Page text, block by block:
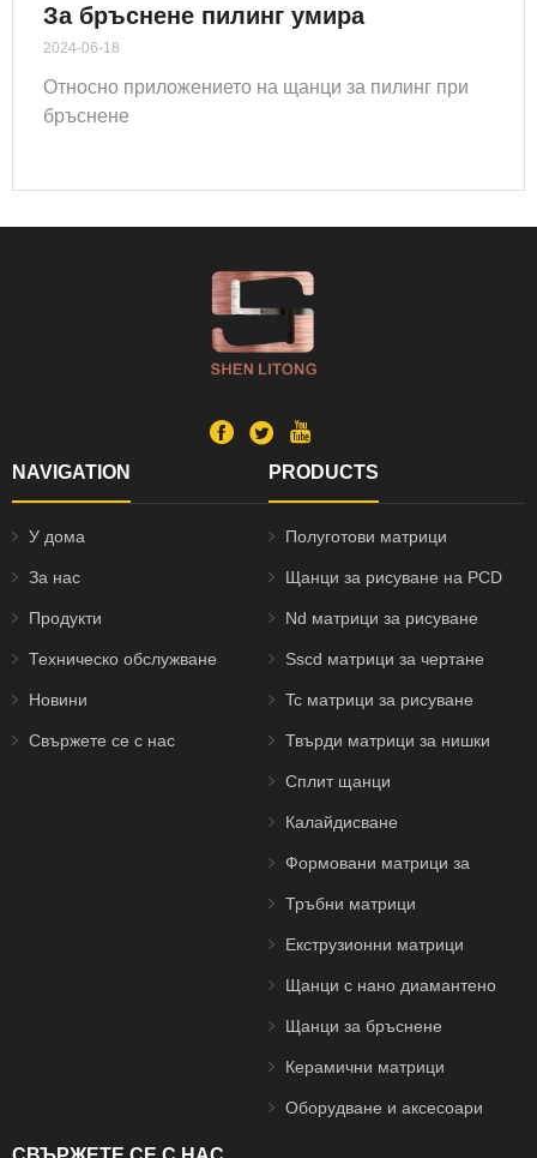
За бръснене пилинг умира
2024-06-18
Относно приложението на щанци за пилинг при
бръснене
NAVIGATION
У дома
За нас
Продукти
Техническо обслужване
Новини
Свържете се с нас
PRODUCTS
Полуготови матрици
Щанци за рисуване на PCD
Nd матрици за рисуване
Sscd матрици за чертане
Tc матрици за рисуване
Твърди матрици за нишки
Сплит щанци
Калайдисване
Формовани матрици за
изтегляне на тел
Тръбни матрици
Екструзионни матрици
Щанци с нано диамантено
покритие
Щанци за бръснене
Керамични матрици
Оборудване и аксесоари